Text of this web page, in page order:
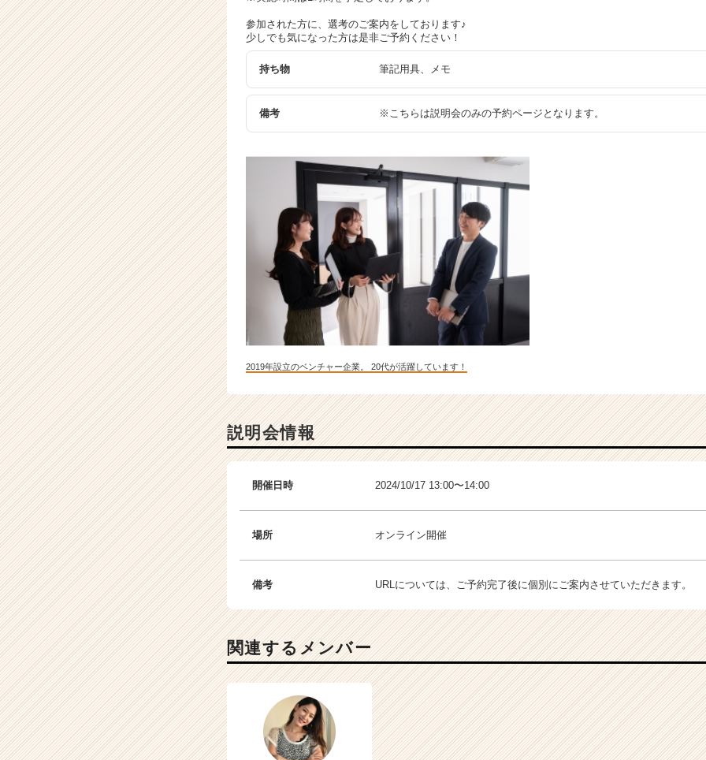
参加された方に、選考のご案内をしております♪
少しでも気になった方は是非ご予約ください！
持ち物 筆記用具、メモ
備考 ※こちらは説明会のみの予約ページとなります。
2019年設立のベンチャー企業。 20代が活躍しています！
説明会情報
開催日時 2024/10/17 13:00〜14:00
場所 オンライン開催
備考 URLについては、ご予約完了後に個別にご案内させていただきます。
関連するメンバー